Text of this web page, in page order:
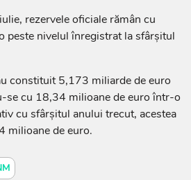
rezervele oficiale rămân cu
peste nivelul înregistrat la sfârșitul
constituit 5,173 miliarde de euro
se cu 18,34 milioane de euro într-o
cu sfârșitul anului trecut, acestea
milioane de euro.